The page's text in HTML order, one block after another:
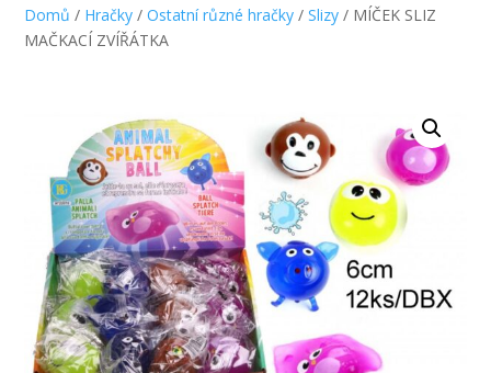
Domů / Hračky /Ostatní různé hračky /Slizy / MÍČEK SLIZ
MAČKACÍ ZVÍŘÁTKA